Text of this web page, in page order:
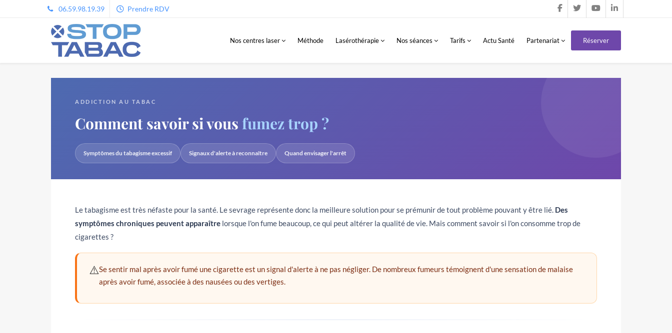
06.59.98.19.39 Prendre RDV
Nos centres laser Méthode Lasérothérapie Nos séances Tarifs Actu Santé Partenariat Réserver
ADDICTION AU TABAC
Comment savoir si vous fumez trop ?
Symptômes du tabagisme excessif Signaux d'alerte à reconnaître Quand envisager l'arrêt
Le tabagisme est très néfaste pour la santé. Le sevrage représente donc la meilleure solution pour se prémunir de tout problème pouvant y être lié. Des
symptômes chroniques peuvent apparaître lorsque l'on fume beaucoup, ce qui peut altérer la qualité de vie. Mais comment savoir si l'on consomme trop de
cigarettes ?
⚠️Se sentir mal après avoir fumé une cigarette est un signal d'alerte à ne pas négliger. De nombreux fumeurs témoignent d'une sensation de malaise
après avoir fumé, associée à des nausées ou des vertiges.